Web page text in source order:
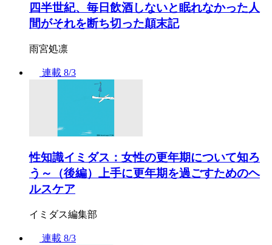
四半世紀、毎日飲酒しないと眠れなかった人
間がそれを断ち切った顛末記
雨宮処凛
連載 8/3
性知識イミダス：女性の更年期について知ろ
う～（後編）上手に更年期を過ごすためのヘ
ルスケア
イミダス編集部
連載 8/3